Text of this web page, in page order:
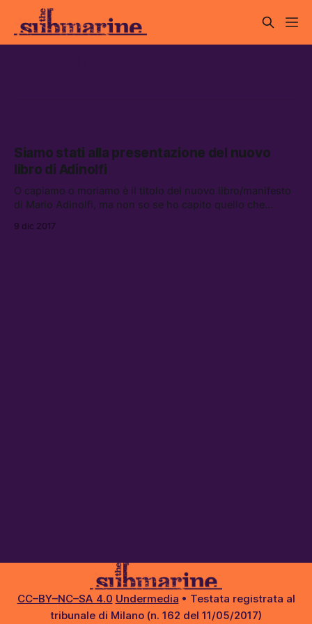
Siamo stati alla presentazione del nuovo
libro di Adinolfi
O capiamo o moriamo è il titolo del nuovo libro/manifesto
di Mario Adinolfi, ma non so se ho capito quello che
9 dic 2017
CC–BY–NC–SA 4.0 Undermedia • Testata registrata al
tribunale di Milano (n. 162 del 11/05/2017)